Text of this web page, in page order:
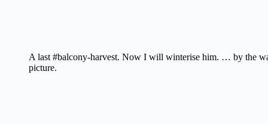
A last #balcony-harvest. Now I will winterise him. … by the
picture.